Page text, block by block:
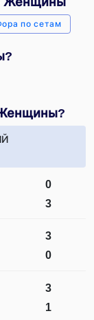
по сетам
0
3
3
0
3
1